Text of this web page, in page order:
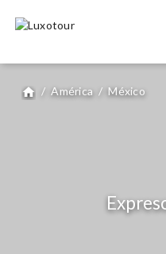
home / América / México